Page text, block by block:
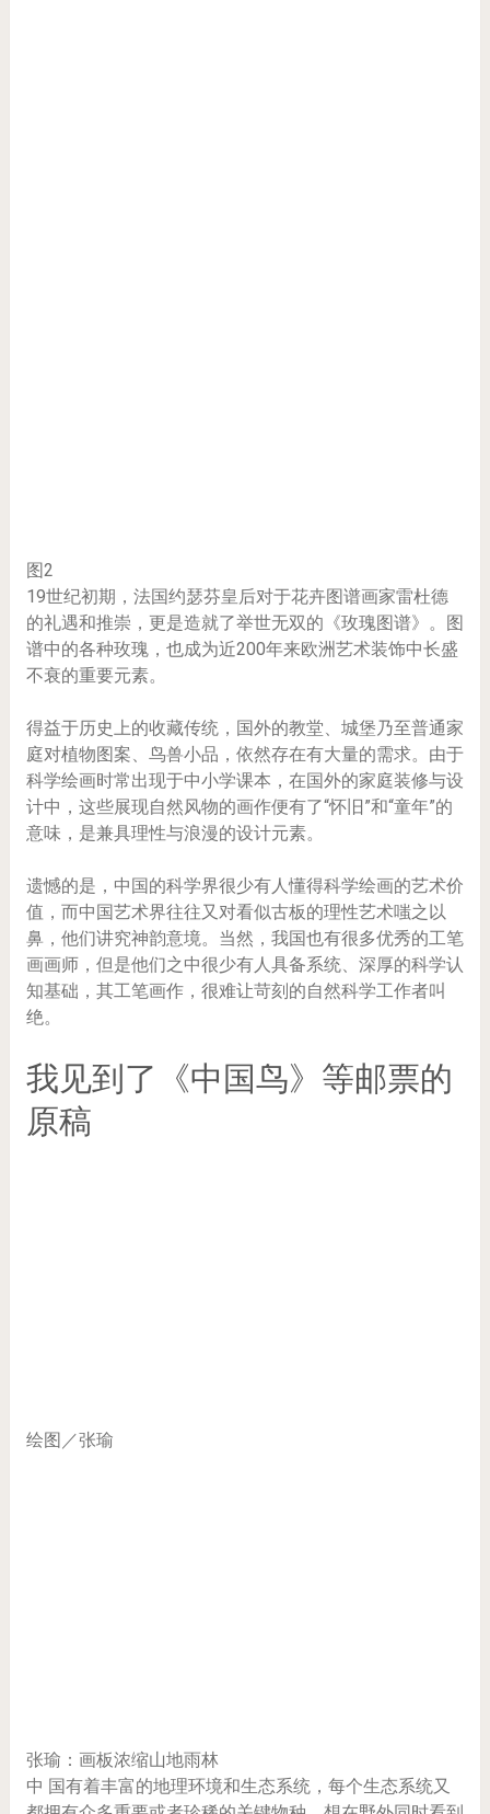
图2
19世纪初期，法国约瑟芬皇后对于花卉图谱画家雷杜德
的礼遇和推崇，更是造就了举世无双的《玫瑰图谱》。图
谱中的各种玫瑰，也成为近200年来欧洲艺术装饰中长盛
不衰的重要元素。
得益于历史上的收藏传统，国外的教堂、城堡乃至普通家
庭对植物图案、鸟兽小品，依然存在有大量的需求。由于
科学绘画时常出现于中小学课本，在国外的家庭装修与设
计中，这些展现自然风物的画作便有了“怀旧”和“童年”的
意味，是兼具理性与浪漫的设计元素。
遗憾的是，中国的科学界很少有人懂得科学绘画的艺术价
值，而中国艺术界往往又对看似古板的理性艺术嗤之以
鼻，他们讲究神韵意境。当然，我国也有很多优秀的工笔
画画师，但是他们之中很少有人具备系统、深厚的科学认
知基础，其工笔画作，很难让苛刻的自然科学工作者叫
绝。
我见到了《中国鸟》等邮票的
原稿
绘图／张瑜
张瑜：画板浓缩山地雨林
中 国有着丰富的地理环境和生态系统，每个生态系统又